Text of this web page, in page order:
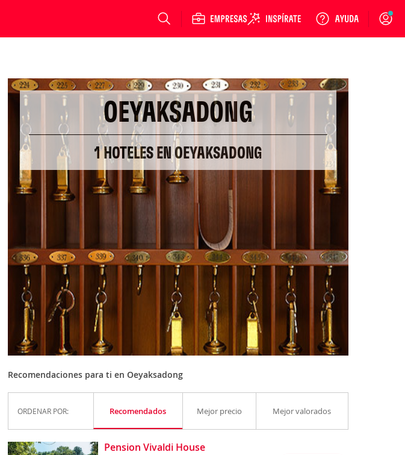
Login
OEYAKSADONG
1 HOTELES EN OEYAKSADONG
Recomendaciones para ti en Oeyaksadong
ORDENAR POR: Recomendados Mejor precio Mejor valorados
Pension Vivaldi House